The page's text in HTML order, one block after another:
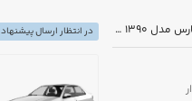
مزایده دولتی خودرو پژو پارس مدل 1390 رنگ سفید
در انتظار ارسال پیشنهاد